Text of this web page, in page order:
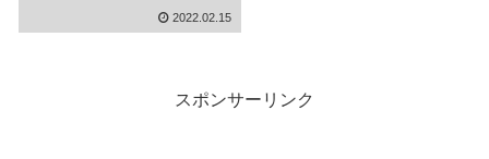
2022.02.15
スポンサーリンク